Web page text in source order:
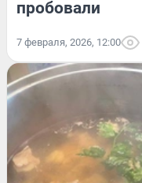
пробовали
7 февраля, 2026, 12:00